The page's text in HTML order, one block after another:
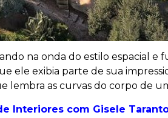
na onda do estilo espacial
ele exibia parte de sua
lembra as curvas do corpo de
Interiores com Gisele